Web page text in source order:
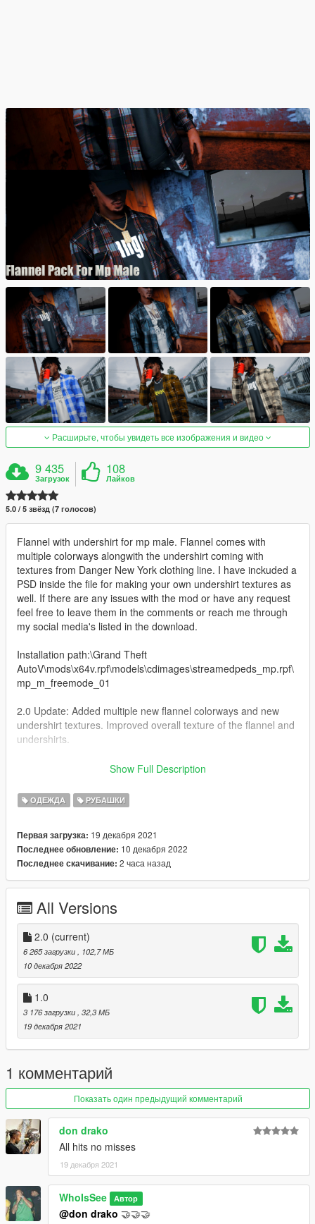
Расширьте, чтобы увидеть все изображения и видео
9 435
Загрузок
108
Лайков
5.0 / 5 звёзд (7 голосов)
Flannel with undershirt for mp male. Flannel comes with
multiple colorways alongwith the undershirt coming with
textures from Danger New York clothing line. I have inckuded a
PSD inside the file for making your own undershirt textures as
well. If there are any issues with the mod or have any request
feel free to leave them in the comments or reach me through
my social media's listed in the download.
Installation path:\Grand Theft
AutoV\mods\x64v.rpf\models\cdimages\streamedpeds_mp.rpf\
mp_m_freemode_01
2.0 Update: Added multiple new flannel colorways and new
undershirt textures. Improved overall texture of the flannel and
undershirts.
Thanks for downloading my mod, stay tuned for more creations
Show Full Description
ОДЕЖДА РУБАШКИ
Первая загрузка: 19 декабря 2021
Последнее обновление: 10 декабря 2022
Последнее скачивание: 2 часа назад
All Versions
2.0 (current)
6 265 загрузки
, 102,7 МБ
10 декабря 2022
1.0
3 176 загрузки , 32,3 МБ
19 декабря 2021
1 комментарий
Показать один предыдущий комментарий
don drako
All hits no misses
19 декабря 2021
WhoIsSee Автор
@don drako 🤝🤝🤝